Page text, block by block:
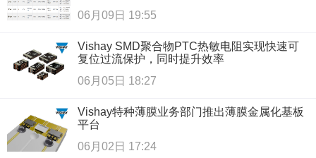
06月09日 19:55
Vishay SMD聚合物PTC热敏电阻实现快速可
复位过流保护，同时提升效率
06月05日 18:27
Vishay特种薄膜业务部门推出薄膜金属化基板
平台
06月02日 17:24